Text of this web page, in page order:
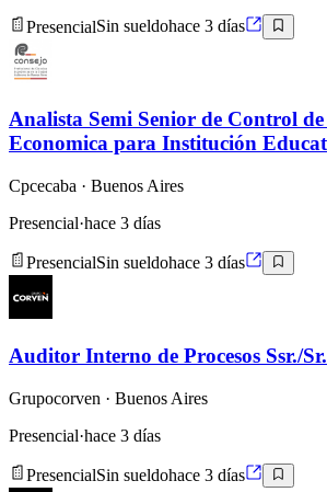
PresencialSin sueldohace 3 días
Analista Semi Senior de Control
Economica para Institución
Cpcecaba · Buenos Aires
Presencial·hace 3 días
PresencialSin sueldohace 3 días
Auditor Interno de Procesos Ssr./Sr.
Grupocorven · Buenos Aires
Presencial·hace 3 días
PresencialSin sueldohace 3 días